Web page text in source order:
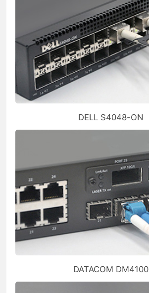
DELL S4048-ON
DATACOM DM4100